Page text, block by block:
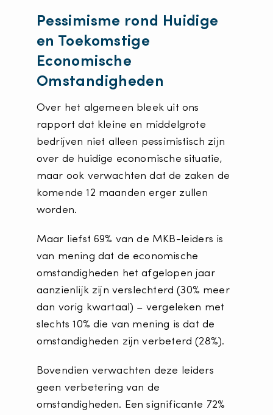
Pessimisme rond Huidige
en Toekomstige
Economische
Omstandigheden
Over het algemeen bleek uit ons
rapport dat kleine en middelgrote
bedrijven niet alleen pessimistisch zijn
over de huidige economische situatie,
maar ook verwachten dat de zaken de
komende 12 maanden erger zullen
worden.
Maar liefst 69% van de MKB-leiders is
van mening dat de economische
omstandigheden het afgelopen jaar
aanzienlijk zijn verslechterd (30% meer
dan vorig kwartaal) – vergeleken met
slechts 10% die van mening is dat de
omstandigheden zijn verbeterd (28%).
Bovendien verwachten deze leiders
geen verbetering van de
omstandigheden. Een significante 72%